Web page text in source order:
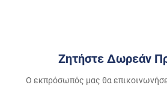
Ζητήστε Δωρεάν
Ο εκπρόσωπός μας θα